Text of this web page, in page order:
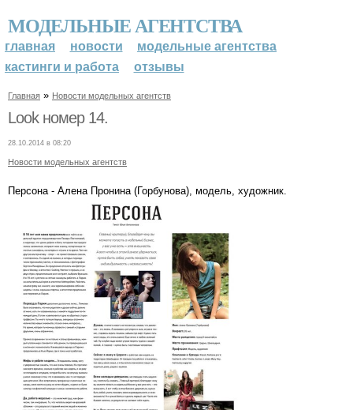
МОДЕЛЬНЫЕ АГЕНТСТВА
главная новости
модельные агентства
кастинги и работа
отзывы
Главная » Новости модельных агентств
Look номер 14.
28.10.2014 в 08:20
Новости модельных агентств
Персона - Алена Пронина (Горбунова), модель, художник.